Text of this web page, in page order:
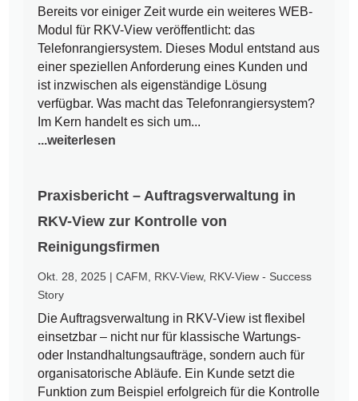
Bereits vor einiger Zeit wurde ein weiteres WEB-
Modul für RKV-View veröffentlicht: das
Telefonrangiersystem. Dieses Modul entstand aus
einer speziellen Anforderung eines Kunden und
ist inzwischen als eigenständige Lösung
verfügbar. Was macht das Telefonrangiersystem?
Im Kern handelt es sich um...
...weiterlesen
Praxisbericht – Auftragsverwaltung in
RKV-View zur Kontrolle von
Reinigungsfirmen
Okt. 28, 2025 |CAFM RKV-View, RKV-View - Success
Story
Die Auftragsverwaltung in RKV-View ist flexibel
einsetzbar – nicht nur für klassische Wartungs-
oder Instandhaltungsaufträge, sondern auch für
organisatorische Abläufe. Ein Kunde setzt die
Funktion zum Beispiel erfolgreich für die Kontrolle